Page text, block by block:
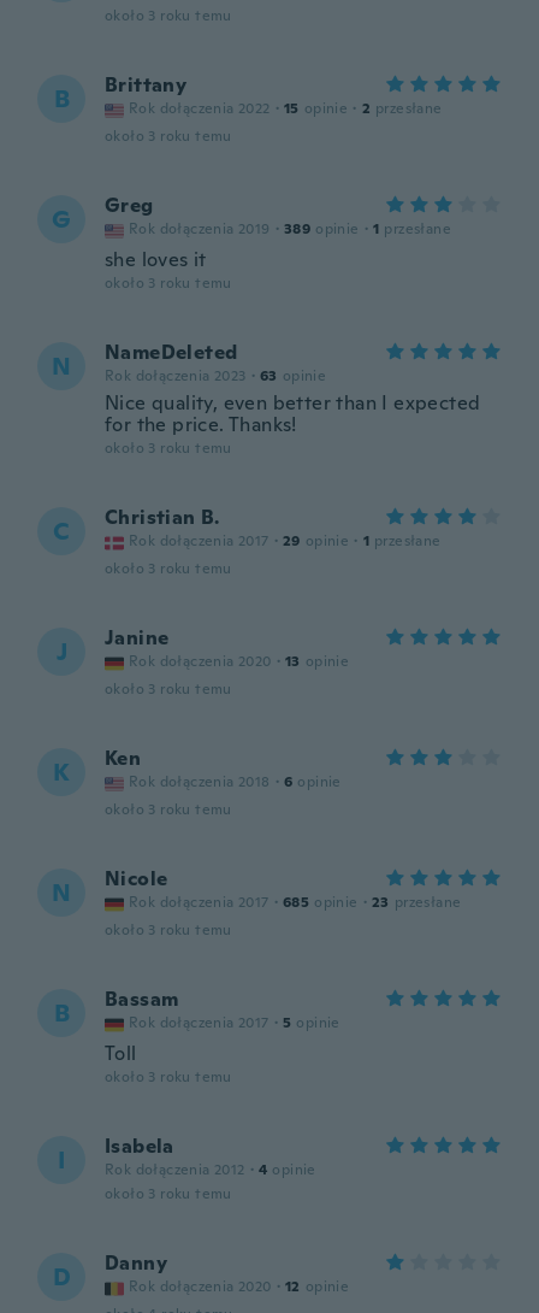
około 3 roku temu
B Brittany
Rok dołączenia 2022 · 15 opinie · 2 przesłane
około 3 roku temu
G Greg
Rok dołączenia 2019 · 389 opinie · 1 przesłane
she loves it
około 3 roku temu
N NameDeleted
Rok dołączenia 2023 · 63 opinie
Nice quality, even better than I expected
for the price. Thanks!
około 3 roku temu
C Christian B.
Rok dołączenia 2017 · 29 opinie · 1 przesłane
około 3 roku temu
J Janine
Rok dołączenia 2020 · 13 opinie
około 3 roku temu
K Ken
Rok dołączenia 2018 · 6 opinie
około 3 roku temu
N Nicole
Rok dołączenia 2017 · 685 opinie · 23 przesłane
około 3 roku temu
B Bassam
Rok dołączenia 2017 · 5 opinie
Toll
około 3 roku temu
I Isabela
Rok dołączenia 2012 · 4 opinie
około 3 roku temu
D Danny
Rok dołączenia 2020 · 12 opinie